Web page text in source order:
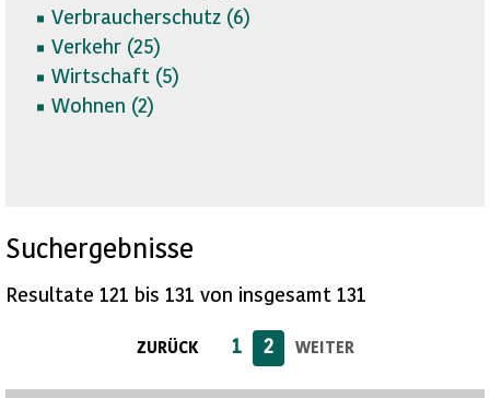
Verbraucherschutz (6)
Verkehr (25)
Wirtschaft (5)
Wohnen (2)
Suchergebnisse
Resultate 121 bis 131 von insgesamt 131
ZURÜCK 1 2 WEITER